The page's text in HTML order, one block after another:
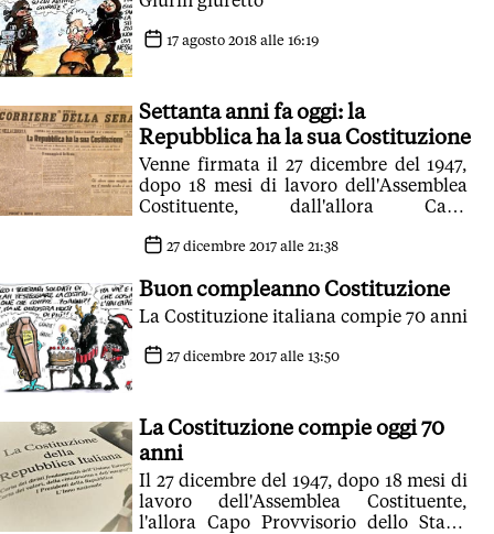
17 agosto 2018 alle 16:19
Settanta anni fa oggi: la
Repubblica ha la sua Costituzione
Venne firmata il 27 dicembre del 1947,
dopo 18 mesi di lavoro dell'Assemblea
Costituente, dall'allora Capo
Nicola27 dicembre 2017 alle 21:38
Buon compleanno Costituzione
La Costituzione italiana compie 70 anni
27 dicembre 2017 alle 13:50
La Costituzione compie oggi 70
anni
Il 27 dicembre del 1947, dopo 18 mesi di
lavoro dell'Assemblea Costituente,
l'allora Capo Provvisorio dello Stato,